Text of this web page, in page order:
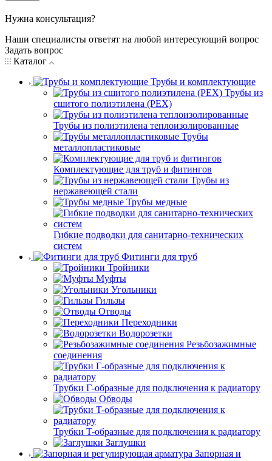
Нужна консультация?
Наши специалисты ответят на любой интересующий вопрос
Задать вопрос
Каталог
Трубы и комплектующие
Трубы из
сшитого полиэтилена (PEX)
Трубы из полиэтилена теплоизолированные
Трубы
металлопластиковые
Комплектующие для труб и фитингов
Трубы из
нержавеющей стали
Трубы медные
Гибкие подводки для санитарно-технических
систем
Фитинги для труб
Тройники
Муфты
Угольники
Гильзы
Отводы
Переходники
Водорозетки
Резьбозажимные
соединения
Трубки Г-образные для подключения к радиатору
Обводы
Трубки T-образные для подключения к радиатору
Заглушки
Запорная и